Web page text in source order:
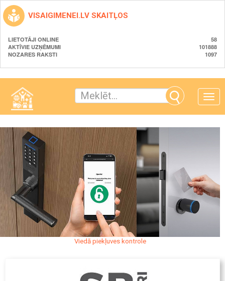
VISAIGIMENEI.LV SKAITĻOS
LIETOTĀJI ONLINE
58
AKTĪVIE UZŅĒMUMI
101888
NOZARES RAKSTI
1097
Toggle
Viedā piekļuves kontrole